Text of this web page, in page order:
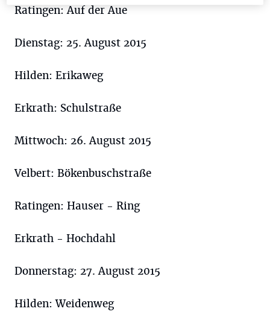
Ratingen: Auf der Aue
Dienstag: 25. August 2015
Hilden: Erikaweg
Erkrath: Schulstraße
Mittwoch: 26. August 2015
Velbert: Bökenbuschstraße
Ratingen: Hauser - Ring
Erkrath - Hochdahl
Donnerstag: 27. August 2015
Hilden: Weidenweg